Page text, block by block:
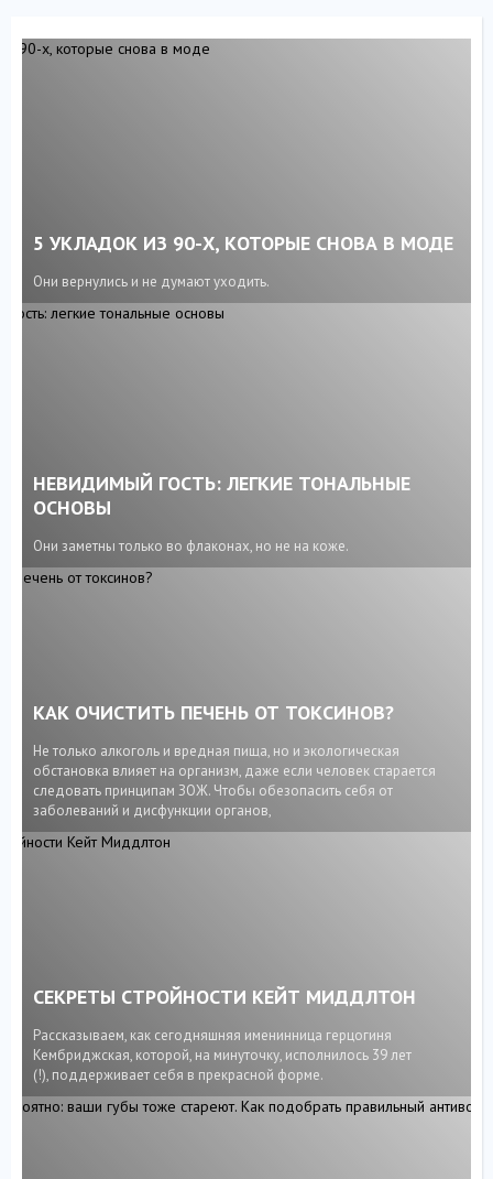
5 УКЛАДОК ИЗ 90-Х, КОТОРЫЕ СНОВА В МОДЕ
Они вернулись и не думают уходить.
НЕВИДИМЫЙ ГОСТЬ: ЛЕГКИЕ ТОНАЛЬНЫЕ
ОСНОВЫ
Они заметны только во флаконах, но не на коже.
КАК ОЧИСТИТЬ ПЕЧЕНЬ ОТ ТОКСИНОВ?
Не только алкоголь и вредная пища, но и экологическая
обстановка влияет на организм, даже если человек старается
следовать принципам ЗОЖ. Чтобы обезопасить себя от
заболеваний и дисфункции органов,
СЕКРЕТЫ СТРОЙНОСТИ КЕЙТ МИДДЛТОН
Рассказываем, как сегодняшняя именинница герцогиня
Кембриджская, которой, на минуточку, исполнилось 39 лет
(!), поддерживает себя в прекрасной форме.